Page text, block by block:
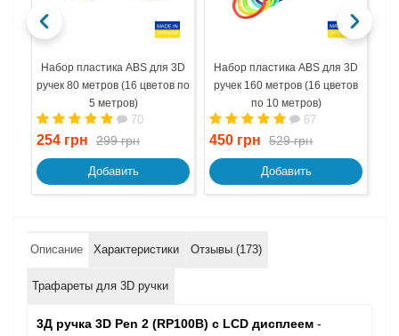
Набор пластика ABS для 3D
ручек 80 метров (16 цветов по
5 метров)
70
254 грн 299 грн
Добавить
Набор пластика ABS для 3D
ручек 160 метров (16 цветов
по 10 метров)
67
450 грн 529 грн
Добавить
Описание Характеристики Отзывы (173)
Трафареты для 3D ручки
3Д ручка 3D Pen 2 (RP100B) c LCD дисплеем -